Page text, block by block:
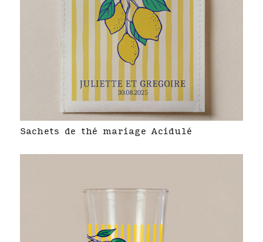
Sachets de thé mariage Acidulé